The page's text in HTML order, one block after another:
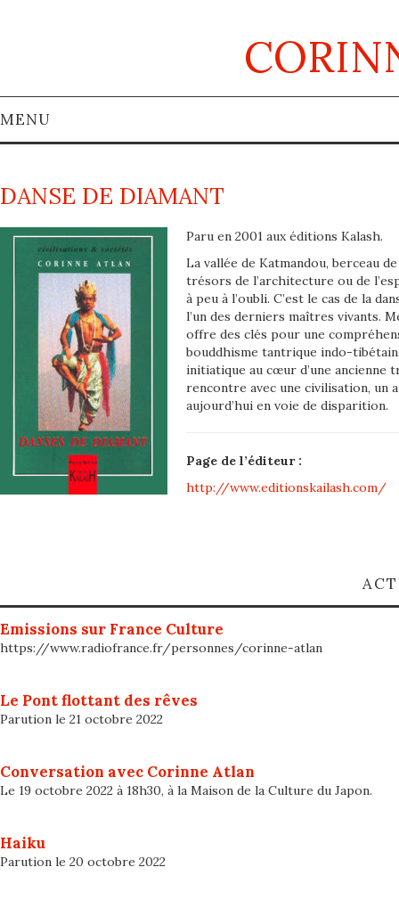
MENU
BIBLIOGRAPHIE
À VOIR AUSSI…
CONTACT
ACTUALITÉS
FR
日本語
DANSE DE DIAMANT
Paru en 2001 aux éditions Kalash.
La vallée de Katmandou, berceau
trésors de l’architecture ou de
à peu à l’oubli. C’est le cas de la
l’un des derniers maîtres vivants.
offre des clés pour une
bouddhisme tantrique indo-
initiatique au cœur d’une ancienne
rencontre avec une civilisation, un
aujourd’hui en voie de disparition.
Page de l’éditeur :
http://www.editionskailash.com/
Emissions sur France Culture
https://www.radiofrance.fr/personnes/corinne-atlan
Le Pont flottant des rêves
Parution le 21 octobre 2022
Conversation avec Corinne Atlan
Le 19 octobre 2022 à 18h30, à la Maison de la Culture du Japon.
Haiku
Parution le 20 octobre 2022